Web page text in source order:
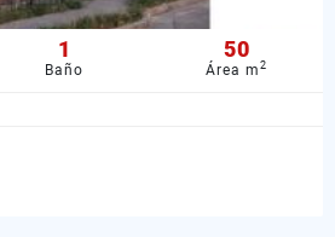
1
Baño
50
Área m2